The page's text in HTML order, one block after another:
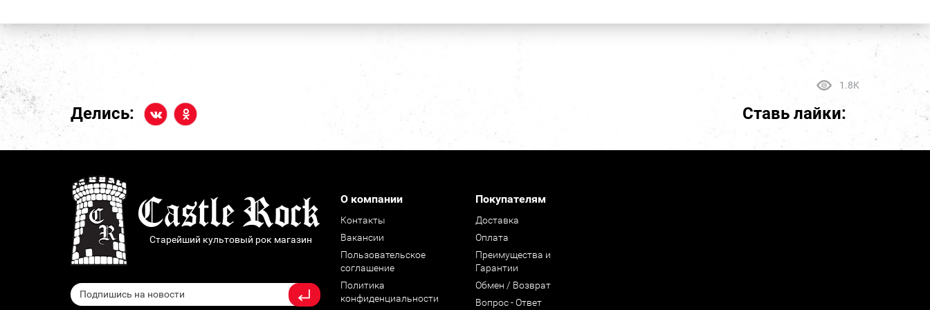
1.8K
Делись: Ставь лайки:
Старейший культовый рок магазин
О компании
Контакты
Вакансии
Пользовательское
соглашение
Политика
конфиденциальности
Покупателям
Доставка
Оплата
Преимущества и
Гарантии
Обмен / Возврат
Вопрос - Ответ